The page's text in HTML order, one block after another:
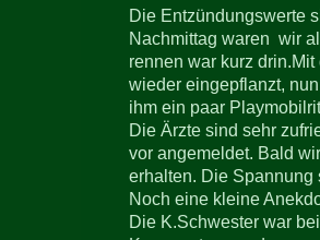
Die Entzündungswerte
Nachmittag waren wir
rennen war kurz
wieder eingepflanzt,
ihm ein paar
Die Ärzte sind sehr
vor angemeldet. Bald
erhalten. Die Spannung
Noch eine kleine
Die K.Schwester war